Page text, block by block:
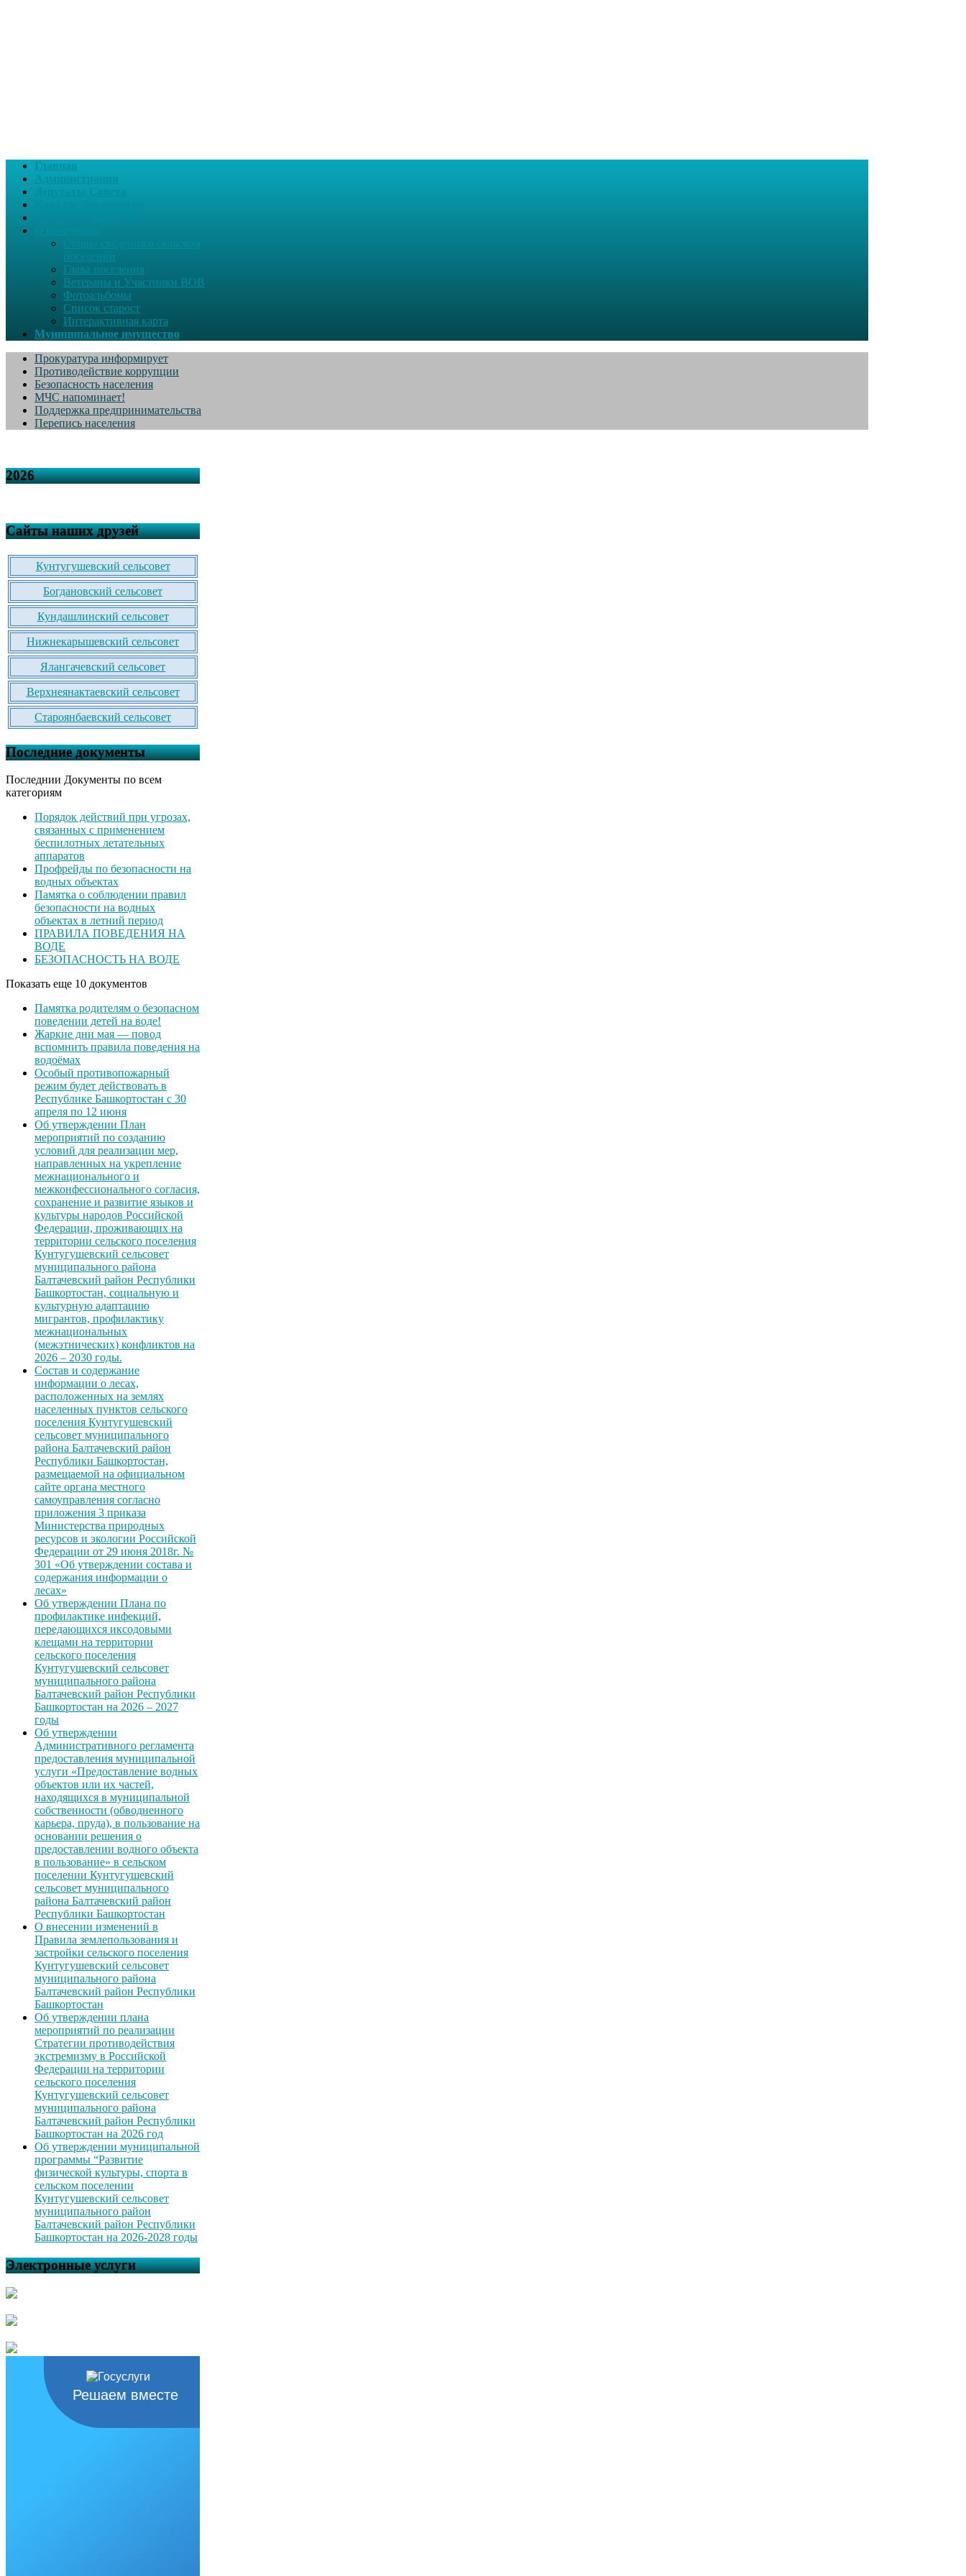
Главная
поселении
Глава поселения
Ветераны и Участники ВОВ
Фотоальбомы
Список старост
Интерактивная карта
Муниципальное имущество
Прокуратура информирует
Противодействие коррупции
Безопасность населения
МЧС напоминает!
Поддержка предпринимательства
Перепись населения
2026
Сайты наших друзей
Кунтугушевский сельсовет
Богдановский сельсовет
Кундашлинский сельсовет
Нижнекарышевский сельсовет
Ялангачевский сельсовет
Верхнеянактаевский сельсовет
Староянбаевский сельсовет
Последние документы
Последнии Документы по всем
категориям
Порядок действий при угрозах,
связанных с применением
беспилотных летательных
аппаратов
Профрейды по безопасности на
водных объектах
Памятка о соблюдении правил
безопасности на водных
объектах в летний период
ПРАВИЛА ПОВЕДЕНИЯ НА
ВОДЕ
БЕЗОПАСНОСТЬ НА ВОДЕ
Показать еще 10 документов
Памятка родителям о безопасном
поведении детей на воде!
Жаркие дни мая — повод
вспомнить правила поведения на
водоёмах
Особый противопожарный
режим будет действовать в
Республике Башкортостан с 30
апреля по 12 июня
Об утверждении План
мероприятий по созданию
условий для реализации мер,
направленных на укрепление
межнационального и
межконфессионального согласия,
сохранение и развитие языков и
культуры народов Российской
Федерации, проживающих на
территории сельского поселения
Кунтугушевский сельсовет
муниципального района
Балтачевский район Республики
Башкортостан, социальную и
культурную адаптацию
мигрантов, профилактику
межнациональных
(межэтнических) конфликтов на
2026 – 2030 годы.
Состав и содержание
информации о лесах,
расположенных на землях
населенных пунктов сельского
поселения Кунтугушевский
сельсовет муниципального
района Балтачевский район
Республики Башкортостан,
размещаемой на официальном
сайте органа местного
самоуправления согласно
приложения 3 приказа
Министерства природных
ресурсов и экологии Российской
Федерации от 29 июня 2018г. №
301 «Об утверждении состава и
содержания информации о
лесах»
Об утверждении Плана по
профилактике инфекций,
передающихся иксодовыми
клещами на территории
сельского поселения
Кунтугушевский сельсовет
муниципального района
Балтачевский район Республики
Башкортостан на 2026 – 2027
годы
Об утверждении
Административного регламента
предоставления муниципальной
услуги «Предоставление водных
объектов или их частей,
находящихся в муниципальной
собственности (обводненного
карьера, пруда), в пользование на
основании решения о
предоставлении водного объекта
в пользование» в сельском
поселении Кунтугушевский
сельсовет муниципального
района Балтачевский район
Республики Башкортостан
О внесении изменений в
Правила землепользования и
застройки сельского поселения
Кунтугушевский сельсовет
муниципального района
Балтачевский район Республики
Башкортостан
Об утверждении плана
мероприятий по реализации
Стратегии противодействия
экстремизму в Российской
Федерации на территории
сельского поселения
Кунтугушевский сельсовет
муниципального района
Балтачевский район Республики
Башкортостан на 2026 год
Об утверждении муниципальной
программы “Развитие
физической культуры, спорта в
сельском поселении
Кунтугушевский сельсовет
муниципального район
Балтачевский район Республики
Башкортостан на 2026-2028 годы
Электронные услуги
Решаем вместе